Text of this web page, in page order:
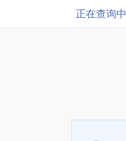
正在查询中